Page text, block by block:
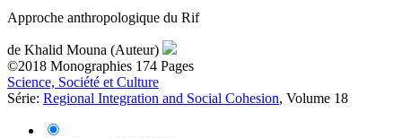
Approche anthropologique du Rif
de Khalid Mouna (Auteur)
©2018 Monographies 174 Pages
Science, Société et Culture
Série: Regional Integration and Social Cohesion, Volume 18